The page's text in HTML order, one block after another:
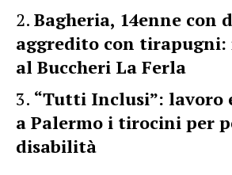
Bagheria, 14enne con
aggredito con tirapugni:
al Buccheri La Ferla
“Tutti Inclusi”: lavoro
a Palermo i tirocini per
disabilità